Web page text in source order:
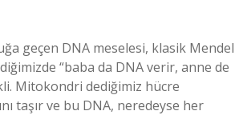
geçen DNA meselesi, klasik Mendel
“baba da DNA verir, anne de
Mitokondri dediğimiz hücre
taşır ve bu DNA, neredeyse her